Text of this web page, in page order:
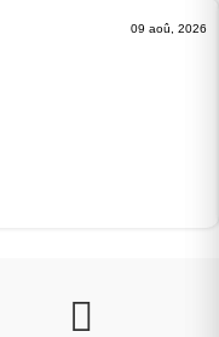
09 aoû, 2026